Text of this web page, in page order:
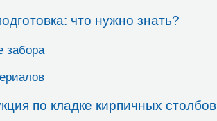
что нужно знать?
забора
по кладке кирпичных столбов